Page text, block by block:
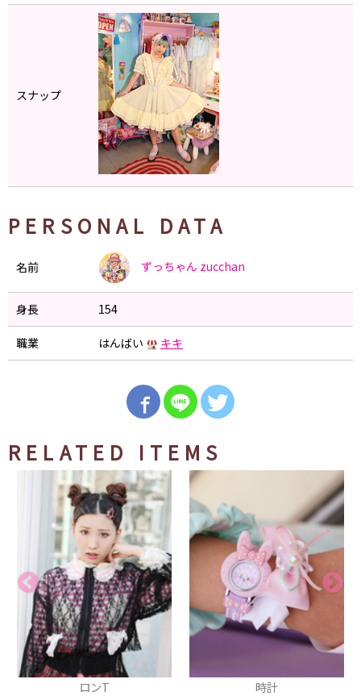
スナップ
PERSONAL DATA
名前 ずっちゃん zucchan
身長 154
職業 はんばい キキ
RELATED ITEMS